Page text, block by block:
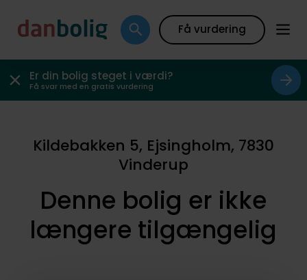
Få vurdering
Er din bolig steget i værdi?
Få svar med en gratis vurdering
Kildebakken 5, Ejsingholm, 7830
Vinderup
Denne bolig er ikke
længere tilgængelig